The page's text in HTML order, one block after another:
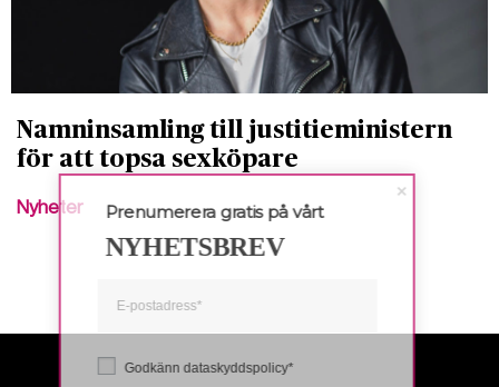
Namninsamling till justitieministern
för att topsa sexköpare
Nyheter
Godkänn dataskyddspolicy*
Prenumerera gratis på vårt
NYHETSBREV